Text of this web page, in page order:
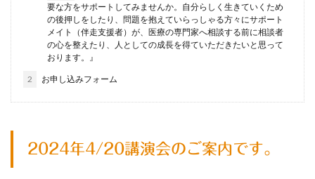
要な方をサポートしてみませんか。自分らしく生きていくため
の後押しをしたり、問題を抱えていらっしゃる方々にサポート
メイト（伴走支援者）が、医療の専門家へ相談する前に相談者
の心を整えたり、人としての成長を得ていただきたいと思って
おります。』
2 お申し込みフォーム
2024年4/20講演会のご案内です。